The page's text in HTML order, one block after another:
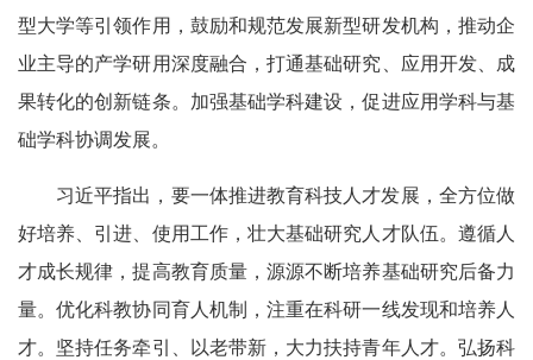
型大学等引领作用，鼓励和规范发展新型研发机构，推动企
业主导的产学研用深度融合，打通基础研究、应用开发、成
果转化的创新链条。加强基础学科建设，促进应用学科与基
础学科协调发展。
习近平指出，要一体推进教育科技人才发展，全方位做
好培养、引进、使用工作，壮大基础研究人才队伍。遵循人
才成长规律，提高教育质量，源源不断培养基础研究后备力
量。优化科教协同育人机制，注重在科研一线发现和培养人
才。坚持任务牵引、以老带新，大力扶持青年人才。弘扬科